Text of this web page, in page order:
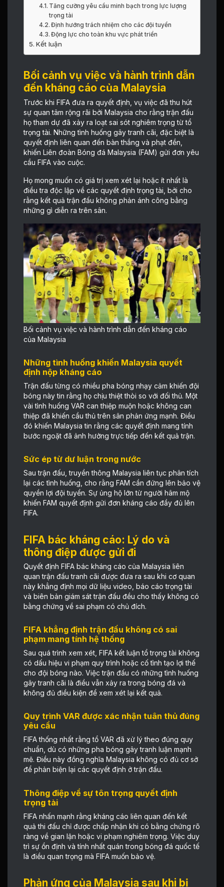
Tăng cường yêu cầu minh bạch trong lực lượng
trọng tài
Định hướng trách nhiệm cho các đội tuyển
Động lực cho toàn khu vực phát triển
Kết luận
Bối cảnh vụ việc và hành trình dẫn
đến kháng cáo của Malaysia
Trước khi FIFA đưa ra quyết định, vụ việc đã thu hút
sự quan tâm rộng rãi bởi Malaysia cho rằng trận đấu
họ tham dự đã xảy ra loạt sai sót nghiêm trọng từ tổ
trọng tài. Những tình huống gây tranh cãi, đặc biệt là
quyết định liên quan đến bàn thắng và phạt đền,
khiến Liên đoàn Bóng đá Malaysia (FAM) gửi đơn yêu
cầu FIFA vào cuộc.
Họ mong muốn có giá trị xem xét lại hoặc ít nhất là
điều tra độc lập về các quyết định trọng tài, bởi cho
rằng kết quả trận đấu không phản ánh công bằng
những gì diễn ra trên sân.
Bối cảnh vụ việc và hành trình dẫn đến kháng cáo
của Malaysia
Những tình huống khiến Malaysia quyết
định nộp kháng cáo
Trận đấu từng có nhiều pha bóng nhạy cảm khiến đội
bóng này tin rằng họ chịu thiệt thòi so với đối thủ. Một
vài tình huống VAR can thiệp muộn hoặc không can
thiệp đã khiến cầu thủ trên sân phản ứng mạnh. Điều
đó khiến Malaysia tin rằng các quyết định mang tính
bước ngoặt đã ảnh hưởng trực tiếp đến kết quả trận.
Sức ép từ dư luận trong nước
Sau trận đấu, truyền thông Malaysia liên tục phân tích
lại các tình huống, cho rằng FAM cần đứng lên bảo vệ
quyền lợi đội tuyển. Sự ủng hộ lớn từ người hâm mộ
khiến FAM quyết định gửi đơn kháng cáo đầy đủ lên
FIFA.
FIFA bác kháng cáo: Lý do và
thông điệp được gửi đi
Quyết định FIFA bác kháng cáo của Malaysia liên
quan trận đấu tranh cãi được đưa ra sau khi cơ quan
này khẳng định mọi dữ liệu video, báo cáo trọng tài
và biên bản giám sát trận đấu đều cho thấy không có
bằng chứng về sai phạm có chủ đích.
FIFA khẳng định trận đấu không có sai
phạm mang tính hệ thống
Sau quá trình xem xét, FIFA kết luận tổ trọng tài không
có dấu hiệu vi phạm quy trình hoặc cố tình tạo lợi thế
cho đội bóng nào. Việc trận đấu có những tình huống
gây tranh cãi là điều vẫn xảy ra trong bóng đá và
không đủ điều kiện để xem xét lại kết quả.
Quy trình VAR được xác nhận tuân thủ đúng
yêu cầu
FIFA thống nhất rằng tổ VAR đã xử lý theo đúng quy
chuẩn, dù có những pha bóng gây tranh luận mạnh
mẽ. Điều này đồng nghĩa Malaysia không có đủ cơ sở
để phản biện lại các quyết định ở trận đấu.
Thông điệp về sự tôn trọng quyết định
trọng tài
FIFA nhấn mạnh rằng kháng cáo liên quan đến kết
quả thi đấu chỉ được chấp nhận khi có bằng chứng rõ
ràng về gian lận hoặc vi phạm nghiêm trọng. Việc duy
trì sự ổn định và tính nhất quán trong bóng đá quốc tế
là điều quan trọng mà FIFA muốn bảo vệ.
Phản ứng của Malaysia sau khi bị